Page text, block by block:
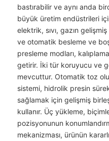
bastırabilir ve aynı anda
büyük üretim endüstrileri
elektrik, sıvı, gazın
ve otomatik besleme ve
presleme modları,
getirir. İki tür koruyucu ve
mevcuttur. Otomatik toz
sistemi, hidrolik presin
sağlamak için gelişmiş
kullanır. Üç yükleme,
pozisyonunun
mekanizması, ürünün